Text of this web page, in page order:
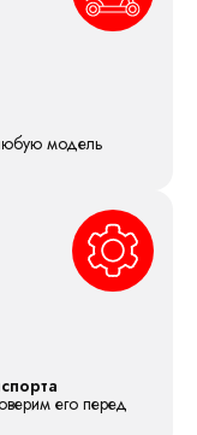
модель
его перед